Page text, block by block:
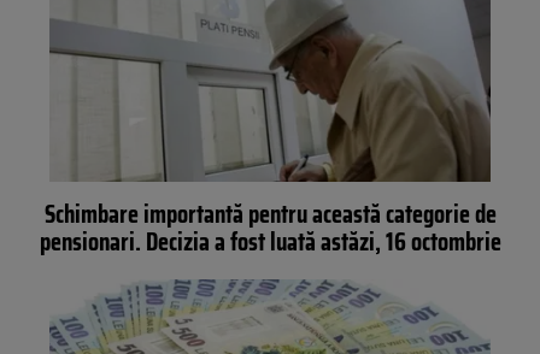
Schimbare importantă pentru această categorie de
pensionari. Decizia a fost luată astăzi, 16 octombrie